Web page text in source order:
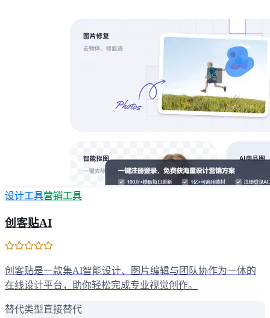
设计工具营销工具
创客贴AI
创客贴是一款集AI智能设计、图片编辑与团队协作为一体的
在线设计平台，助你轻松完成专业视觉创作。
替代类型 直接替代